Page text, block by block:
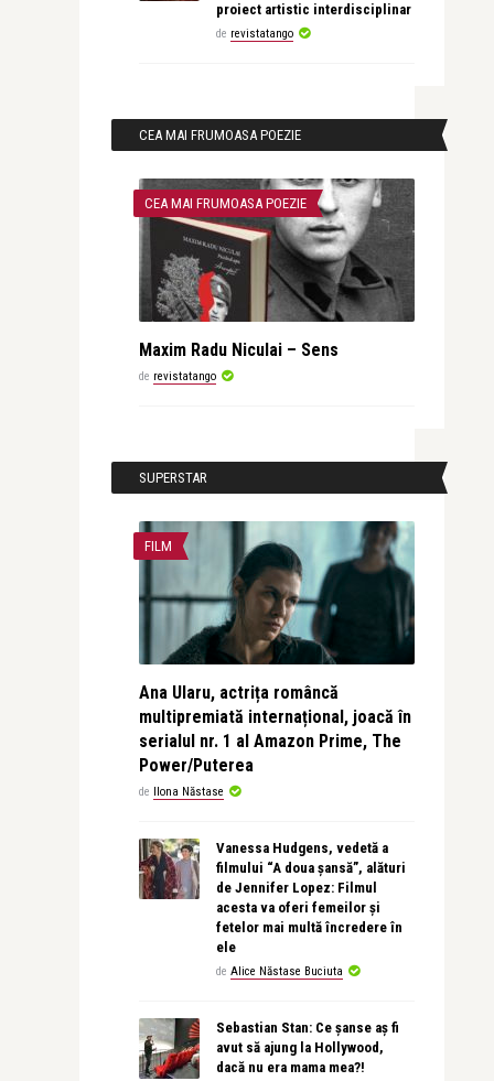
proiect artistic interdisciplinar
de revistatango
CEA MAI FRUMOASA POEZIE
CEA MAI FRUMOASA POEZIE
Maxim Radu Niculai – Sens
de revistatango
SUPERSTAR
FILM
Ana Ularu, actrița româncă
multipremiată internațional, joacă în
serialul nr. 1 al Amazon Prime, The
Power/Puterea
de Ilona Năstase
Vanessa Hudgens, vedetă a
filmului “A doua șansă”, alături
de Jennifer Lopez: Filmul
acesta va oferi femeilor și
fetelor mai multă încredere în
ele
de Alice Năstase Buciuta
Sebastian Stan: Ce șanse aș fi
avut să ajung la Hollywood,
dacă nu era mama mea?!